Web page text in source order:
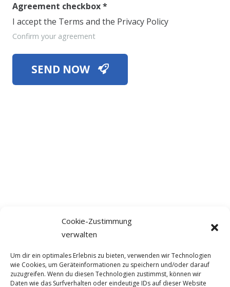
Cookie-Zustimmung
verwalten
Um dir ein optimales Erlebnis zu bieten, verwenden wir Technologien
wie Cookies, um Geräteinformationen zu speichern und/oder darauf
zuzugreifen. Wenn du diesen Technologien zustimmst, können wir
Daten wie das Surfverhalten oder eindeutige IDs auf dieser Website
Agreement checkbox*
I accept the Terms and the Privacy Policy
Confirm your agreement
SEND NOW